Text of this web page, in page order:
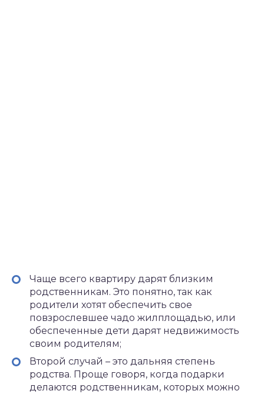
Чаще всего квартиру дарят близким
родственникам. Это понятно, так как
родители хотят обеспечить свое
повзрослевшее чадо жилплощадью, или
обеспеченные дети дарят недвижимость
своим родителям;
Второй случай – это дальняя степень
родства. Проще говоря, когда подарки
делаются родственникам, которых можно